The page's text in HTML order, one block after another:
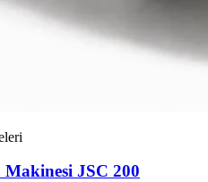
Makinesi JSC 200